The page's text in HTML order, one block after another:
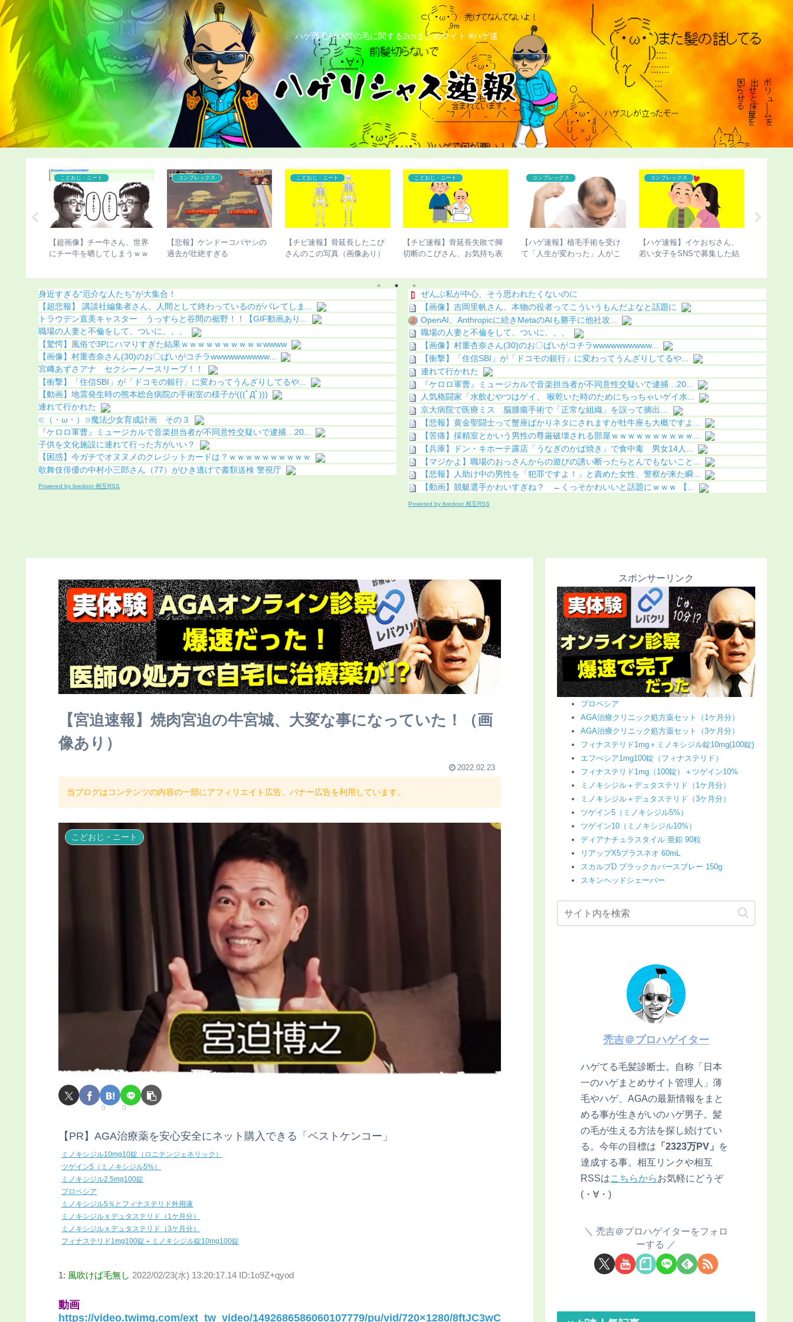
ハゲ薄毛AGA髪の毛に関する2chまとめサイト #ハゲ速
こどおじ・ニート
【超画像】チー牛さん、世界
にチー牛を晒してしまうｗｗ
コンプレックス
【悲報】ケンドーコバヤシの
過去が壮絶すぎる
こどおじ・ニート
【チビ速報】骨延長したこび
さんのこの写真（画像あり）
こどおじ・ニート
【チビ速報】骨延長失敗で脚
切断のこびさん、お気持ち表
コンプレックス
【ハゲ速報】植毛手術を受け
て「人生が変わった」人がこ
コンプレックス
【ハゲ速報】イケおぢさん、
若い女子をSNSで募集した結
身近すぎる“厄介な人たち”が大集合！
【超悲報】 講談社編集者さん、人間として終わっているのがバレてしま...
トラウデン直美キャスター うっすらと谷間の裾野！！【GIF動画あり...
職場の人妻と不倫をして、ついに、、、
【驚愕】風俗で3Pにハマりすぎた結果ｗｗｗｗｗｗｗｗｗｗwwww
【画像】村重杏奈さん(30)のお〇ぱいがコチラwwwwwwwwww...
宮﨑あずさアナ セクシーノースリーブ！！
【衝撃】「住信SBI」が「ドコモの銀行」に変わってうんざりしてるや...
【動画】地震発生時の熊本総合病院の手術室の様子が(((ﾟДﾟ)))
連れて行かれた
∈（・ω・）∋魔法少女育成計画 その３
『ケロロ軍曹』ミュージカルで音楽担当者が不同意性交疑いで逮捕…20...
子供を文化施設に連れて行った方がいい？
【困惑】今ガチでオヌヌメのクレジットカードは？ｗｗｗｗｗｗｗｗｗｗ
歌舞伎俳優の中村小三郎さん（77）がひき逃げで書類送検 警視庁
Powered by livedoor 相互RSS
ぜんぶ私が中心、そう思われたくないのに
【画像】吉岡里帆さん、本物の役者ってこういうもんだよなと話題に
OpenAI、Anthropicに続きMetaのAIも勝手に他社攻...
職場の人妻と不倫をして、ついに、、、
【画像】村重杏奈さん(30)のお〇ぱいがコチラwwwwwwwwww...
【衝撃】「住信SBI」が「ドコモの銀行」に変わってうんざりしてるや...
連れて行かれた
『ケロロ軍曹』ミュージカルで音楽担当者が不同意性交疑いで逮捕…20...
人気格闘家「水飲むやつはゲイ、 喉乾いた時のためにちっちゃいゲイ水...
京大病院で医療ミス 脳腫瘍手術で「正常な組織」を誤って摘出…
【悲報】黄金聖闘士って蟹座ばかりネタにされますが牡牛座も大概ですよ...
【苦痛】採精室とかいう男性の尊厳破壊される部屋ｗｗｗｗｗｗｗｗｗｗ...
【兵庫】ドン・キホーテ露店「うなぎのかば焼き」で食中毒 男女14人...
【マジかよ】職場のおっさんからの遊びの誘い断ったらとんでもないこと...
【悲報】人助け中の男性を「犯罪ですよ！」と責めた女性、警察が来た瞬...
【動画】競艇選手かわいすぎね？ ←くっそかわいいと話題にｗｗｗ 【...
Powered by livedoor 相互RSS
【宮迫速報】焼肉宮迫の牛宮城、大変な事になっていた！（画
像あり）
2022.02.23
当ブログはコンテンツの内容の一部にアフィリエイト広告、バナー広告を利用しています。
こどおじ・ニート
0 0
【PR】AGA治療薬を安心安全にネット購入できる「ベストケンコー」
ミノキシジル10mg10錠（ロニテンジェネリック）
ツゲイン5（ミノキシジル5%）
ミノキシジル2.5mg100錠
プロペシア
ミノキシジル5％とフィナステリド外用液
ミノキシジル x デュタステリド（1ケ月分）
ミノキシジル x デュタステリド（3ケ月分）
フィナステリド1mg100錠＋ミノキシジル錠10mg100錠
1: 風吹けば毛無し 2022/02/23(水) 13:20:17.14 ID:1o9Z+qyod
動画
https://video.twimg.com/ext_tw_video/1492686586060107779/pu/vid/720×1280/8ftJC3wC
スポンサーリンク
プロペシア
AGA治療クリニック処方薬セット（1ケ月分）
AGA治療クリニック処方薬セット（3ケ月分）
フィナステリド1mg＋ミノキシジル錠10mg(100錠)
エフぺシア1mg100錠（フィナステリド）
フィナステリド1mg（100錠）＋ツゲイン10%
ミノキシジル＋デュタステリド（1ケ月分）
ミノキシジル＋デュタステリド（3ケ月分）
ツゲイン5（ミノキシジル5%）
ツゲイン10（ミノキシジル10%）
ディアナチュラスタイル 亜鉛 90粒
リアップX5プラスネオ 60mL
スカルプD ブラックカバースプレー 150g
スキンヘッドシェーバー
禿吉＠プロハゲイター
ハゲてる毛髪診断士。自称「日本
一のハゲまとめサイト管理人」薄
毛やハゲ、AGAの最新情報をまと
める事が生きがいのハゲ男子。髪
の毛が生える方法を探し続けてい
る。今年の目標は 「2323万PV」 を
達成する事。相互リンクや相互
RSSはこちらからお気軽にどうぞ
(・∀・)
禿吉＠プロハゲイターをフォロ
ーする